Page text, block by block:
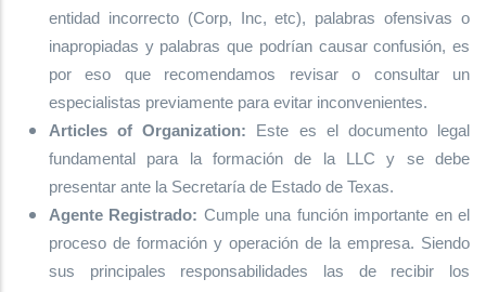
entidad incorrecto (Corp, Inc, etc), palabras ofensivas o
inapropiadas y palabras que podrían causar confusión, es
por eso que recomendamos revisar o consultar un
especialistas previamente para evitar inconvenientes.
Articles of Organization: Este es el documento legal
fundamental para la formación de la LLC y se debe
presentar ante la Secretaría de Estado de Texas.
Agente Registrado: Cumple una función importante en el
proceso de formación y operación de la empresa. Siendo
sus principales responsabilidades las de recibir los